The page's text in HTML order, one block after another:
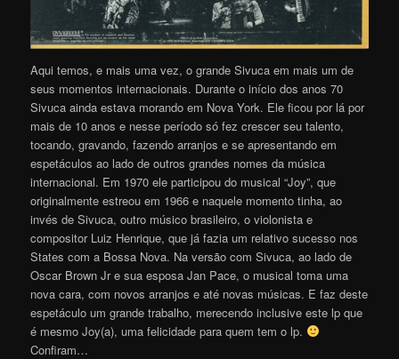
Aqui temos, e mais uma vez, o grande Sivuca em mais um de
seus momentos internacionais. Durante o início dos anos 70
Sivuca ainda estava morando em Nova York. Ele ficou por lá por
mais de 10 anos e nesse período só fez crescer seu talento,
tocando, gravando, fazendo arranjos e se apresentando em
espetáculos ao lado de outros grandes nomes da música
internacional. Em 1970 ele participou do musical “Joy”, que
originalmente estreou em 1966 e naquele momento tinha, ao
invés de Sivuca, outro músico brasileiro, o violonista e
compositor Luiz Henrique, que já fazia um relativo sucesso nos
States com a Bossa Nova. Na versão com Sivuca, ao lado de
Oscar Brown Jr e sua esposa Jan Pace, o musical toma uma
nova cara, com novos arranjos e até novas músicas. E faz deste
espetáculo um grande trabalho, merecendo inclusive este lp que
é mesmo Joy(a), uma felicidade para quem tem o lp.
Confiram…